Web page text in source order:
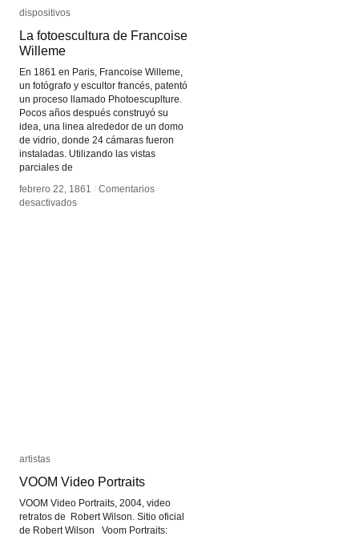
dispositivos
La fotoescultura de Francoise
Willeme
En 1861 en Paris, Francoise Willeme,
un fotógrafo y escultor francés, patentó
un proceso llamado Photoescuplture.
Pocos años después construyó su
idea, una linea alrededor de un domo
de vidrio, donde 24 cámaras fueron
instaladas. Utilizando las vistas
parciales de
febrero 22, 1861 / Comentarios
desactivadosen
dispositivos
La fotoescultura de Francoise
Willeme
febrero 22, 1861 / Comentarios
desactivadosen
artistas
VOOM Video Portraits
VOOM Video Portraits, 2004, video
retratos de Robert Wilson. Sitio oficial
de Robert Wilson Voom Portraits:
artistas
VOOM Video Portraits